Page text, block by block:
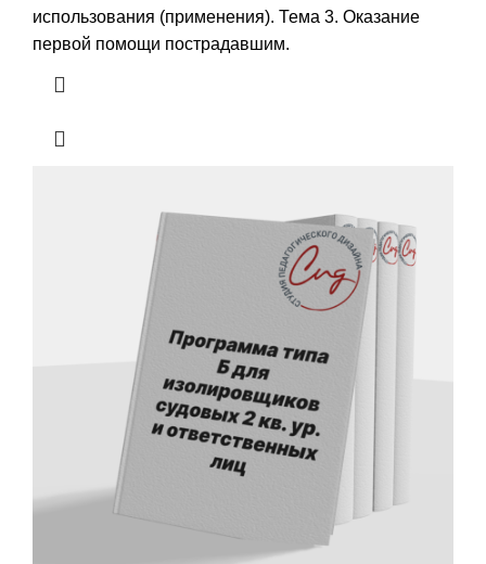
использования (применения). Тема 3. Оказание
первой помощи пострадавшим.